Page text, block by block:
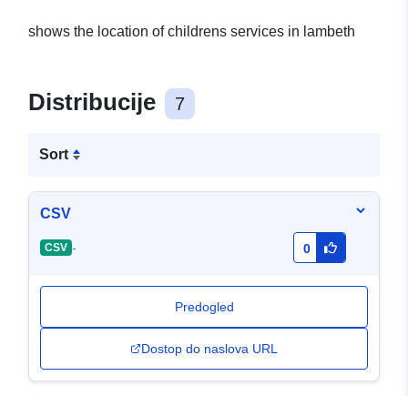
shows the location of childrens services in lambeth
Distribucije 7
Sort
CSV
CSV - 0
Predogled
Dostop do naslova URL